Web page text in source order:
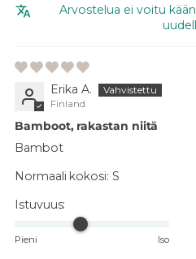
Arvostelua ei voitu
Erika A.
Finland
Bamboot, rakastan niitä
Bambot
Normaali kokosi: S
Istuvuus:
Pieni Iso